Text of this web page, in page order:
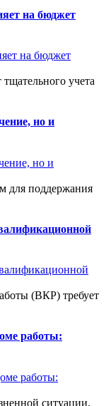
на бюджет
учета
но и
для поддержания
(ВКР) требует
работы:
ситуации,